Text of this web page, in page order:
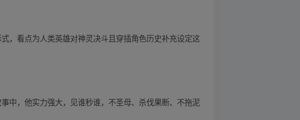
，看点为人类英雄对神灵决斗且穿插角色历史补充设定这
中，他实力强大，见谁秒谁，不圣母、杀伐果断、不拖泥